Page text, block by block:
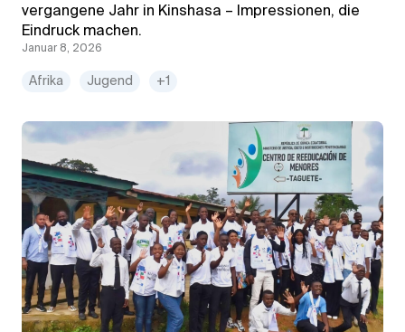
vergangene Jahr in Kinshasa – Impressionen, die
Eindruck machen.
Januar 8, 2026
Afrika Jugend +1